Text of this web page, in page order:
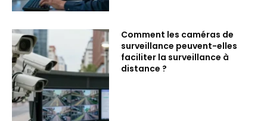
Comment les caméras de
surveillance peuvent-elles
faciliter la surveillance à
distance ?